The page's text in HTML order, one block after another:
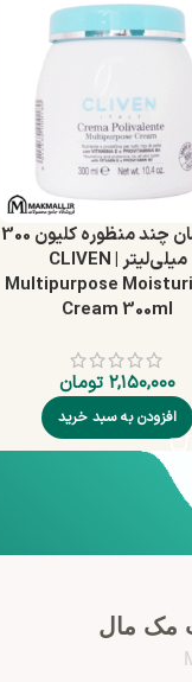
آب رسان چند منظوره کلیون 300
میلی‌لیتر | CLIVEN
Multipurpose
Cream 300ml
۲,۱۵۰,۰۰۰ تومان
افزودن به سبد خرید
مک مال